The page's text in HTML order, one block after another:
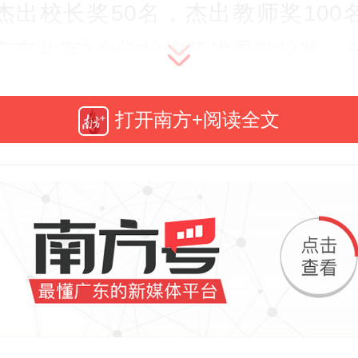
东共有3个学校拟获优秀学校奖，
师学院（深圳城市职业学院）；
党委书记何汉武等3名校长拟获杰
自广州职业技术大学的刘科江
打开南方+阅读全文